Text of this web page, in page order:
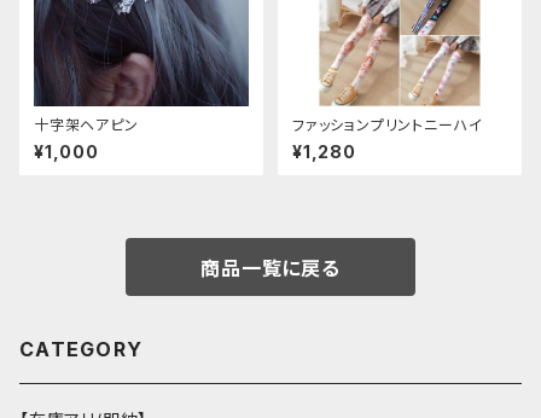
十字架ヘアピン
¥1,000
ファッションプリントニーハイ
¥1,280
商品一覧に戻る
CATEGORY